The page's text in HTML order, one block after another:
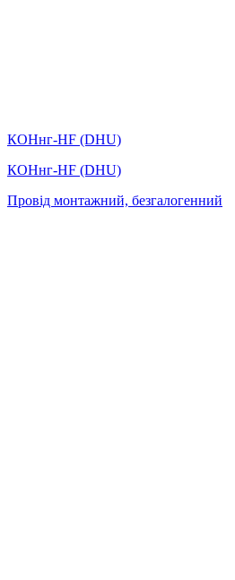
КОНнг-HF (DHU)
КОНнг-HF (DHU)
Провід монтажний, безгалогенний